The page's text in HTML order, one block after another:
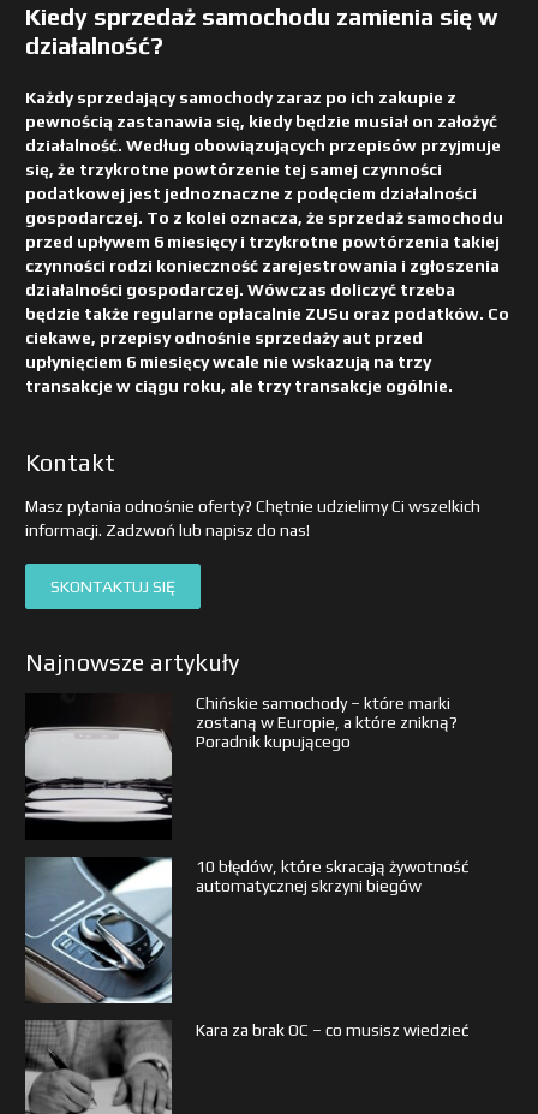
Kiedy sprzedaż samochodu zamienia się w
działalność?
Każdy sprzedający samochody zaraz po ich zakupie z
pewnością zastanawia się, kiedy będzie musiał on założyć
działalność. Według obowiązujących przepisów przyjmuje
się, że trzykrotne powtórzenie tej samej czynności
podatkowej jest jednoznaczne z podęciem działalności
gospodarczej. To z kolei oznacza, że sprzedaż samochodu
przed upływem 6 miesięcy i trzykrotne powtórzenia takiej
czynności rodzi konieczność zarejestrowania i zgłoszenia
działalności gospodarczej. Wówczas doliczyć trzeba
będzie także regularne opłacalnie ZUSu oraz podatków. Co
ciekawe, przepisy odnośnie sprzedaży aut przed
upłynięciem 6 miesięcy wcale nie wskazują na trzy
transakcje w ciągu roku, ale trzy transakcje ogólnie.
Kontakt
Masz pytania odnośnie oferty? Chętnie udzielimy Ci wszelkich
informacji. Zadzwoń lub napisz do nas!
SKONTAKTUJ SIĘ
Najnowsze artykuły
Chińskie samochody – które marki
zostaną w Europie, a które znikną?
Poradnik kupującego
10 błędów, które skracają żywotność
automatycznej skrzyni biegów
Kara za brak OC – co musisz wiedzieć